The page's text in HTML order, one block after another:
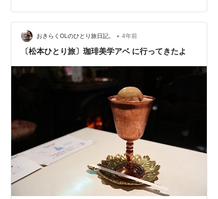
おきらくOLのひとり旅日記。 • 4年前
〔松本ひとり旅〕珈琲美学アベ に行ってきたよ